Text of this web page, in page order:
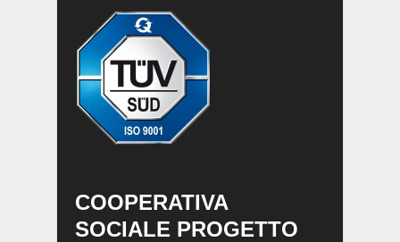
COOPERATIVA
SOCIALE PROGETTO